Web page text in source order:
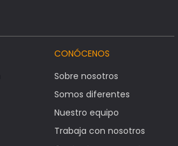
CONÓCENOS
Sobre nosotros
Somos diferentes
Nuestro equipo
Trabaja con nosotros